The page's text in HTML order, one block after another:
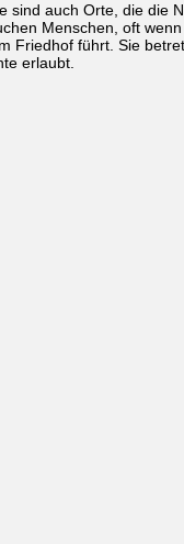
sind auch Orte, die die
Menschen, oft
Friedhof führt. Sie
erlaubt.